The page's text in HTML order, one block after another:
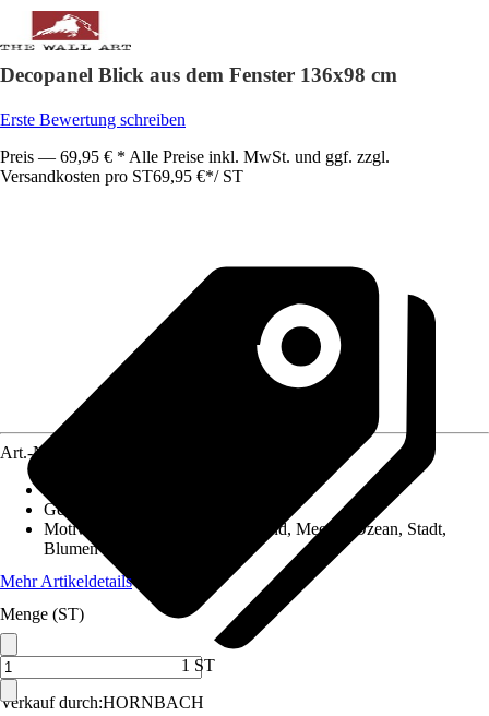
Decopanel Blick aus dem Fenster 136x98 cm
Erste Bewertung schreiben
Preis — 69,95 € * Alle Preise inkl. MwSt. und ggf. zzgl.
Versandkosten pro ST69,95 €*/ ST
Verkauf durch:HORNBACH
Art.-Nr.
Gewicht
Motivkategorie
Landschaft, Strand, Meer & Ozean, Stadt,
Blumen & Pflanzen
Mehr Artikeldetails
Menge (ST)
1 ST